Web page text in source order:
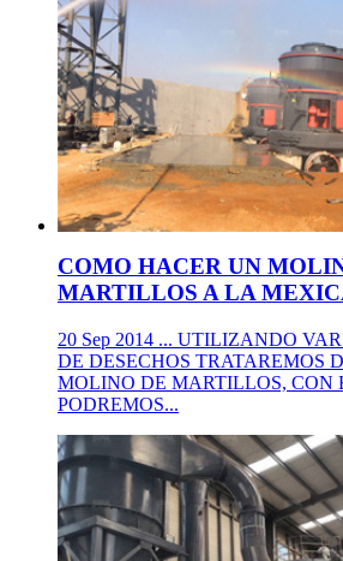
COMO HACER UN
MARTILLOS A LA
20 Sep 2014 ... UTILIZANDO
DE DESECHOS TRATAREMOS
MOLINO DE MARTILLOS, CON
PODREMOS...